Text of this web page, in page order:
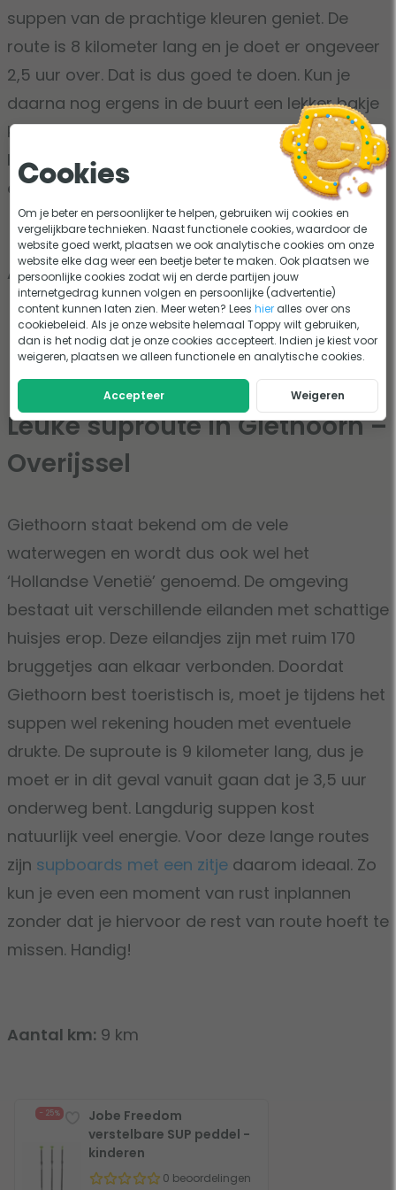
suppen van de prachtige kleuren geniet. De
route is 8 kilometer lang en je doet er ongeveer
2,5 uur over. Dat is dus goed te doen. Kun je
daarna nog ergens in de buurt een lekker bakje
koffie drinken! Tip van Toppy: de route gaat
langs het Keukenhof. Combineer deze route met
een bezoek hieraan.
Aantal km:8 km
Leuke suproute in Giethoorn –
Overijssel
Giethoorn staat bekend om de vele
waterwegen en wordt dus ook wel het
‘Hollandse Venetië’ genoemd. De omgeving
bestaat uit verschillende eilanden met schattige
huisjes erop. Deze eilandjes zijn met ruim 170
bruggetjes aan elkaar verbonden. Doordat
Giethoorn best toeristisch is, moet je tijdens het
suppen wel rekening houden met eventuele
drukte. De suproute is 9 kilometer lang, dus je
moet er in dit geval vanuit gaan dat je 3,5 uur
onderweg bent. Langdurig suppen kost
natuurlijk veel energie. Voor deze lange routes
zijn supboards met een zitje daarom ideaal. Zo
kun je even een moment van rust inplannen
zonder dat je hiervoor de rest van route hoeft te
missen. Handig!
Aantal km: 9 km
- 25%
Jobe Freedom
verstelbare SUP peddel -
kinderen
0 beoordelingen
Cookies
Om je beter en persoonlijker te helpen, gebruiken wij cookies en
vergelijkbare technieken. Naast functionele cookies, waardoor de
website goed werkt, plaatsen we ook analytische cookies om onze
website elke dag weer een beetje beter te maken. Ook plaatsen we
persoonlijke cookies zodat wij en derde partijen jouw
internetgedrag kunnen volgen en persoonlijke (advertentie)
content kunnen laten zien. Meer weten? Leeshier alles over ons
cookiebeleid. Als je onze website helemaal Toppy wilt gebruiken,
dan is het nodig dat je onze cookies accepteert. Indien je kiest voor
weigeren, plaatsen we alleen functionele en analytische cookies.
Accepteer Weigeren